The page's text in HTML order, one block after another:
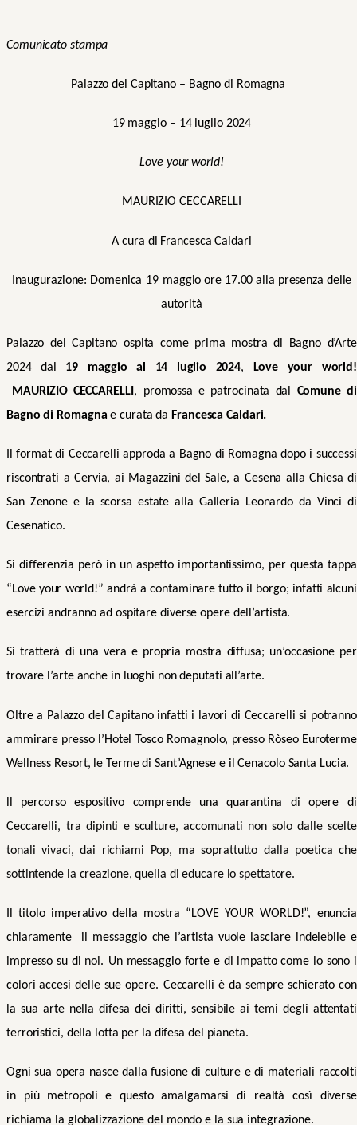
Comunicato stampa
Palazzo del Capitano – Bagno di Romagna
19 maggio – 14luglio 2024
Love your world!
MAURIZIO CECCARELLI
A cura di Francesca Caldari
Inaugurazione: Domenica 19 maggio ore 17.00 alla presenza delle
autorità
Palazzo del Capitano ospita come prima mostra di Bagno d’Arte
2024dal 19 maggio al 14 luglio 2024,
Love your world!
MAURIZIO CECCARELLI , promossae patrocinata dal Comune di
Bagno di Romagna e curata da Francesca Caldari.
Il format di Ceccarelli approda a Bagno di Romagna dopo i successi
riscontrati a Cervia, ai Magazzini del Sale, a Cesena alla Chiesa di
San Zenone e la scorsa estate alla Galleria Leonardo da Vinci di
Cesenatico.
Si differenzia però in un aspetto importantissimo, per questa tappa
“Love your world!” andrà a contaminare tutto il borgo; infatti alcuni
esercizi andranno ad ospitare diverse opere dell’artista.
Si tratterà di una vera e propria mostra diffusa; un’occasione per
trovare l’arte anche in luoghi non deputati all’arte.
Oltre a Palazzo del Capitano infatti i lavori di Ceccarelli si potranno
ammirare presso l’Hotel Tosco Romagnolo, presso Ròseo Euroterme
Wellness Resort, le Terme di Sant’Agnese eil Cenacolo Santa Lucia.
percorso espositivo comprende unaquarantina di opere di
Ceccarelli, tra dipinti e sculture, accomunati non solo dalle scelte
tonali vivaci, dai richiami Pop, ma soprattutto dalla poetica che
sottintende la creazione, quella di educare lo spettatore.
Il titolo imperativo della mostra “LOVE YOUR WORLD!”, enuncia
chiaramente il messaggio che l’artista vuole lasciare indelebile e
impresso su di noi. Un messaggio forte e di impatto come lo sono i
colori accesi delle sue opere. Ceccarelli è da sempre schierato con
la sua arte nella difesa dei diritti, sensibile ai temi degli attentati
terroristici, della lotta per la difesa del pianeta.
Ogni sua opera nasce dalla fusione di culture e di materiali raccolti
in più metropoli e questo amalgamarsi di realtà così diverse
richiama la globalizzazione del mondo e la sua integrazione.